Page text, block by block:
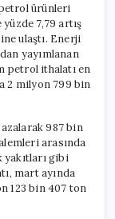
Yüzde
7,79
Arttı
için
ürünleri
7,79 artış
ulaştı. Enerji
yayımlanan
petrol ithalatı en
2 milyon 799 bin
987 bin
arasında
yakıtları gibi
mart ayında
123 bin 407 ton